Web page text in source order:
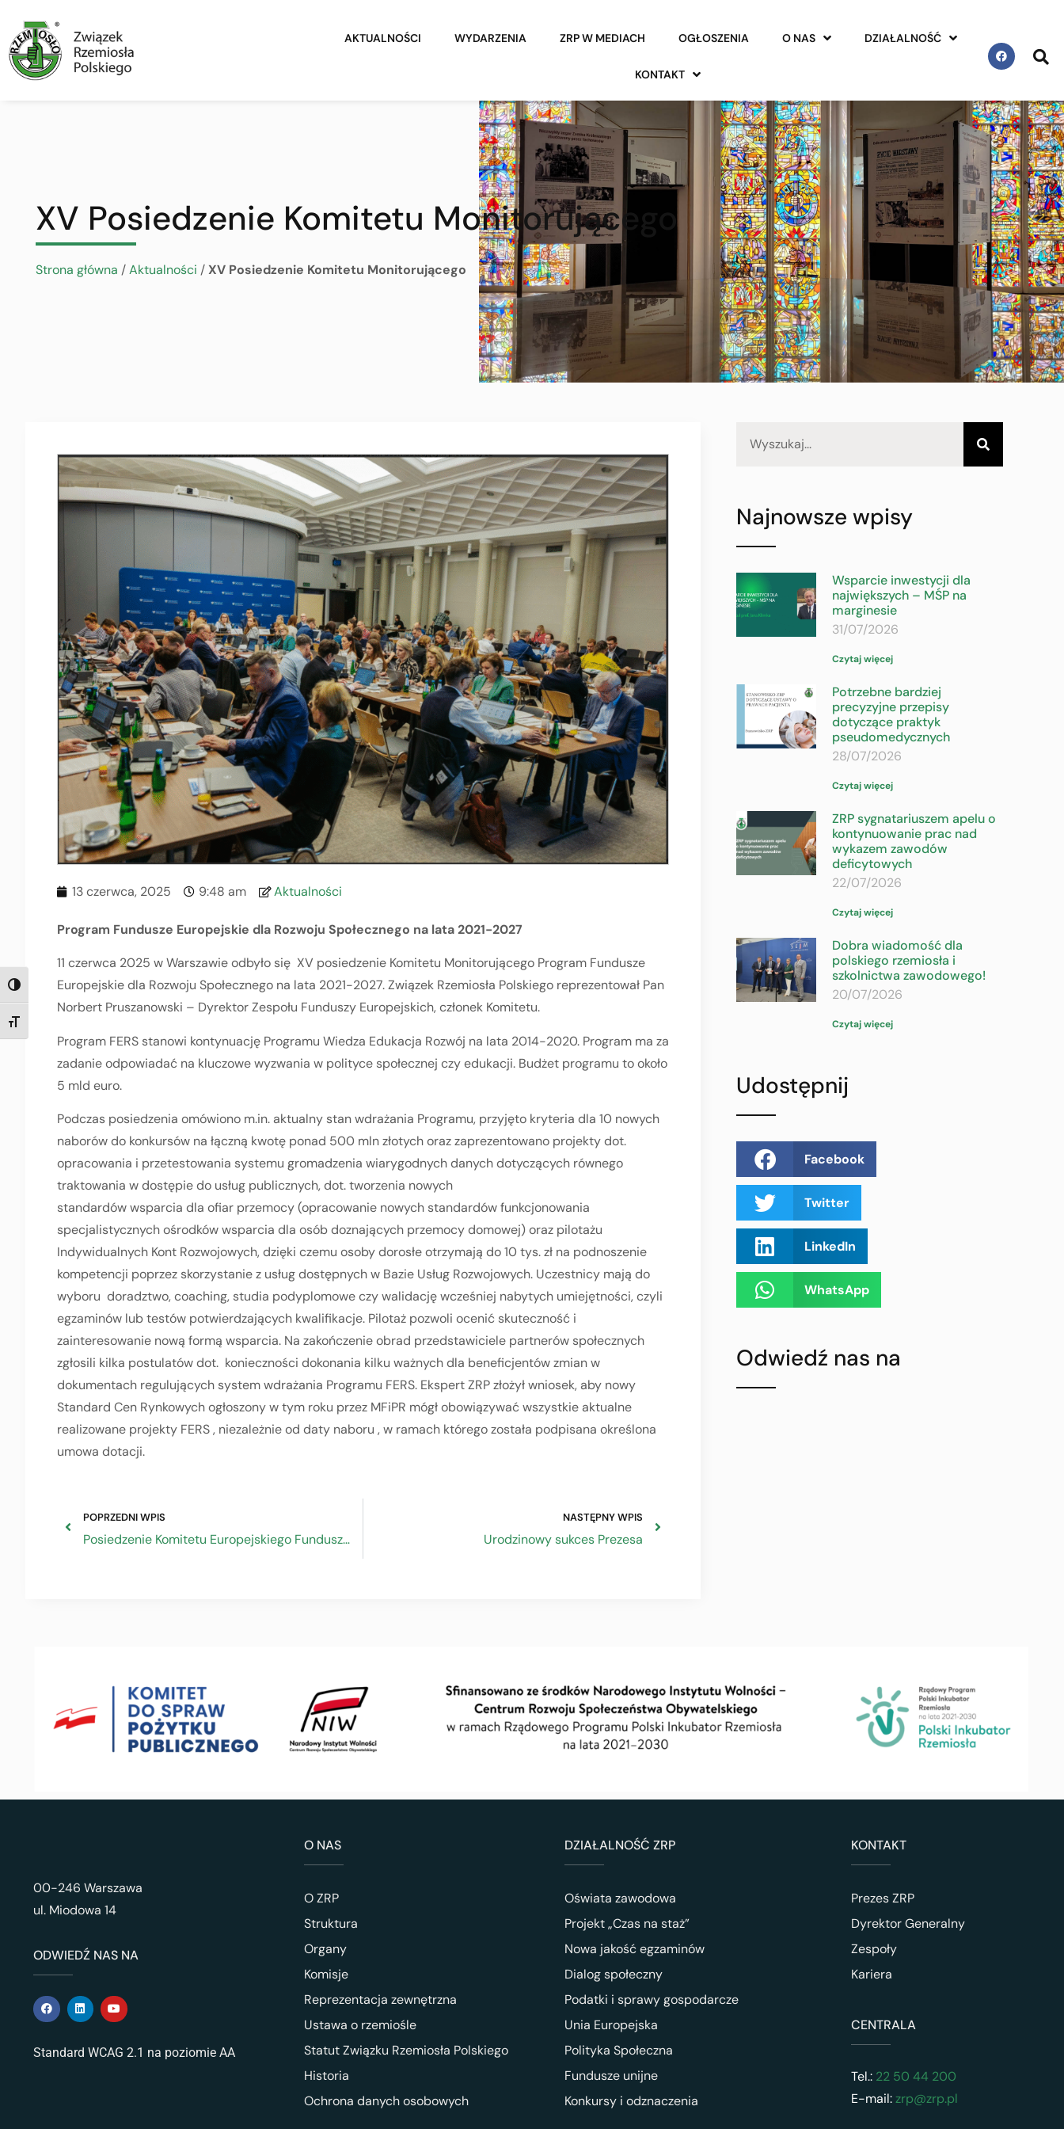
TOGGLE HIGH CONTRAST
TOGGLE FONT SIZE
AKTUALNOŚCI WYDARZENIA ZRP W MEDIACH OGŁOSZENIA O NAS DZIAŁALNOŚĆ
KONTAKT
XV Posiedzenie Komitetu Monitorującego
Strona główna /Aktualności /XV Posiedzenie Komitetu Monitorującego
13 czerwca, 2025 9:48 am Aktualności
Program Fundusze Europejskie dla Rozwoju Społecznego na lata 2021-2027
11 czerwca 2025 w Warszawie odbyło się XV posiedzenie Komitetu Monitorującego Program Fundusze
Europejskie dla Rozwoju Społecznego na lata 2021-2027. Związek Rzemiosła Polskiego reprezentował Pan
Norbert Pruszanowski – Dyrektor Zespołu Funduszy Europejskich, członek Komitetu.
Program FERS stanowi kontynuację Programu Wiedza Edukacja Rozwój na lata 2014-2020. Program ma za
zadanie odpowiadać na kluczowe wyzwania w polityce społecznej czy edukacji. Budżet programu to około
5 mld euro.
Podczas posiedzenia omówiono m.in. aktualny stan wdrażania Programu, przyjęto kryteria dla 10 nowych
naborów do konkursów na łączną kwotę ponad 500 mln złotych oraz zaprezentowano projekty dot.
opracowania i przetestowania systemu gromadzenia wiarygodnych danych dotyczących równego
traktowania w dostępie do usług publicznych, dot. tworzenia nowych
standardów wsparcia dla ofiar przemocy (opracowanie nowych standardów funkcjonowania
specjalistycznych ośrodków wsparcia dla osób doznających przemocy domowej) oraz pilotażu
Indywidualnych Kont Rozwojowych, dzięki czemu osoby dorosłe otrzymają do 10 tys. zł na podnoszenie
kompetencji poprzez skorzystanie z usług dostępnych w Bazie Usług Rozwojowych. Uczestnicy mają do
wyboru doradztwo, coaching, studia podyplomowe czy walidację wcześniej nabytych umiejętności, czyli
egzaminów lub testów potwierdzających kwalifikacje. Pilotaż pozwoli ocenić skuteczność i
zainteresowanie nową formą wsparcia. Na zakończenie obrad przedstawiciele partnerów społecznych
zgłosili kilka postulatów dot. konieczności dokonania kilku ważnych dla beneficjentów zmian w
dokumentach regulujących system wdrażania Programu FERS. Ekspert ZRP złożył wniosek, aby nowy
Standard Cen Rynkowych ogłoszony w tym roku przez MFiPR mógł obowiązywać wszystkie aktualne
realizowane projekty FERS , niezależnie od daty naboru , w ramach którego została podpisana określona
umowa dotacji.
POPRZEDNI WPIS
Posiedzenie Komitetu Europejskiego Funduszu Społecznego Plus w ramach Prezydencji Polski w Unii Europejskiej
NASTĘPNY WPIS
Urodzinowy sukces Prezesa
Najnowsze wpisy
Wsparcie inwestycji dla
największych – MŚP na
marginesie
31/07/2026
Czytaj więcej
Potrzebne bardziej
precyzyjne przepisy
dotyczące praktyk
pseudomedycznych
28/07/2026
Czytaj więcej
ZRP sygnatariuszem apelu o
kontynuowanie prac nad
wykazem zawodów
deficytowych
22/07/2026
Czytaj więcej
Dobra wiadomość dla
polskiego rzemiosła i
szkolnictwa zawodowego!
20/07/2026
Czytaj więcej
Udostępnij
Facebook
Twitter
LinkedIn
WhatsApp
Odwiedź nas na
00-246 Warszawa
ul. Miodowa 14
ODWIEDŹ NAS NA
Standard WCAG 2.1 na poziomie AA
O NAS
O ZRP
Struktura
Organy
Komisje
Reprezentacja zewnętrzna
Ustawa o rzemiośle
Statut Związku Rzemiosła Polskiego
Historia
Ochrona danych osobowych
DZIAŁALNOŚĆ ZRP
Oświata zawodowa
Projekt „Czas na staż”
Nowa jakość egzaminów
Dialog społeczny
Podatki i sprawy gospodarcze
Unia Europejska
Polityka Społeczna
Fundusze unijne
Konkursy i odznaczenia
KONTAKT
Prezes ZRP
Dyrektor Generalny
Zespoły
Kariera
CENTRALA
Tel.:22 50 44 200
E-mail:zrp@zrp.pl